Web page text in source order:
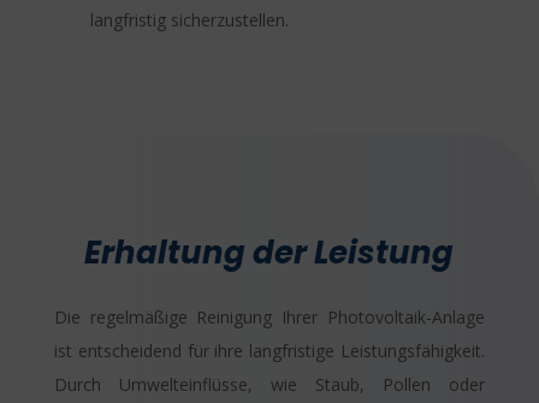
langfristig sicherzustellen.
Erhaltung der Leistung
Die regelmäßige Reinigung Ihrer Photovoltaik-Anlage
ist entscheidend für ihre langfristige Leistungsfähigkeit.
Durch Umwelteinflüsse, wie Staub, Pollen oder